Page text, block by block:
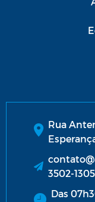
Rua
3502-1305
Das